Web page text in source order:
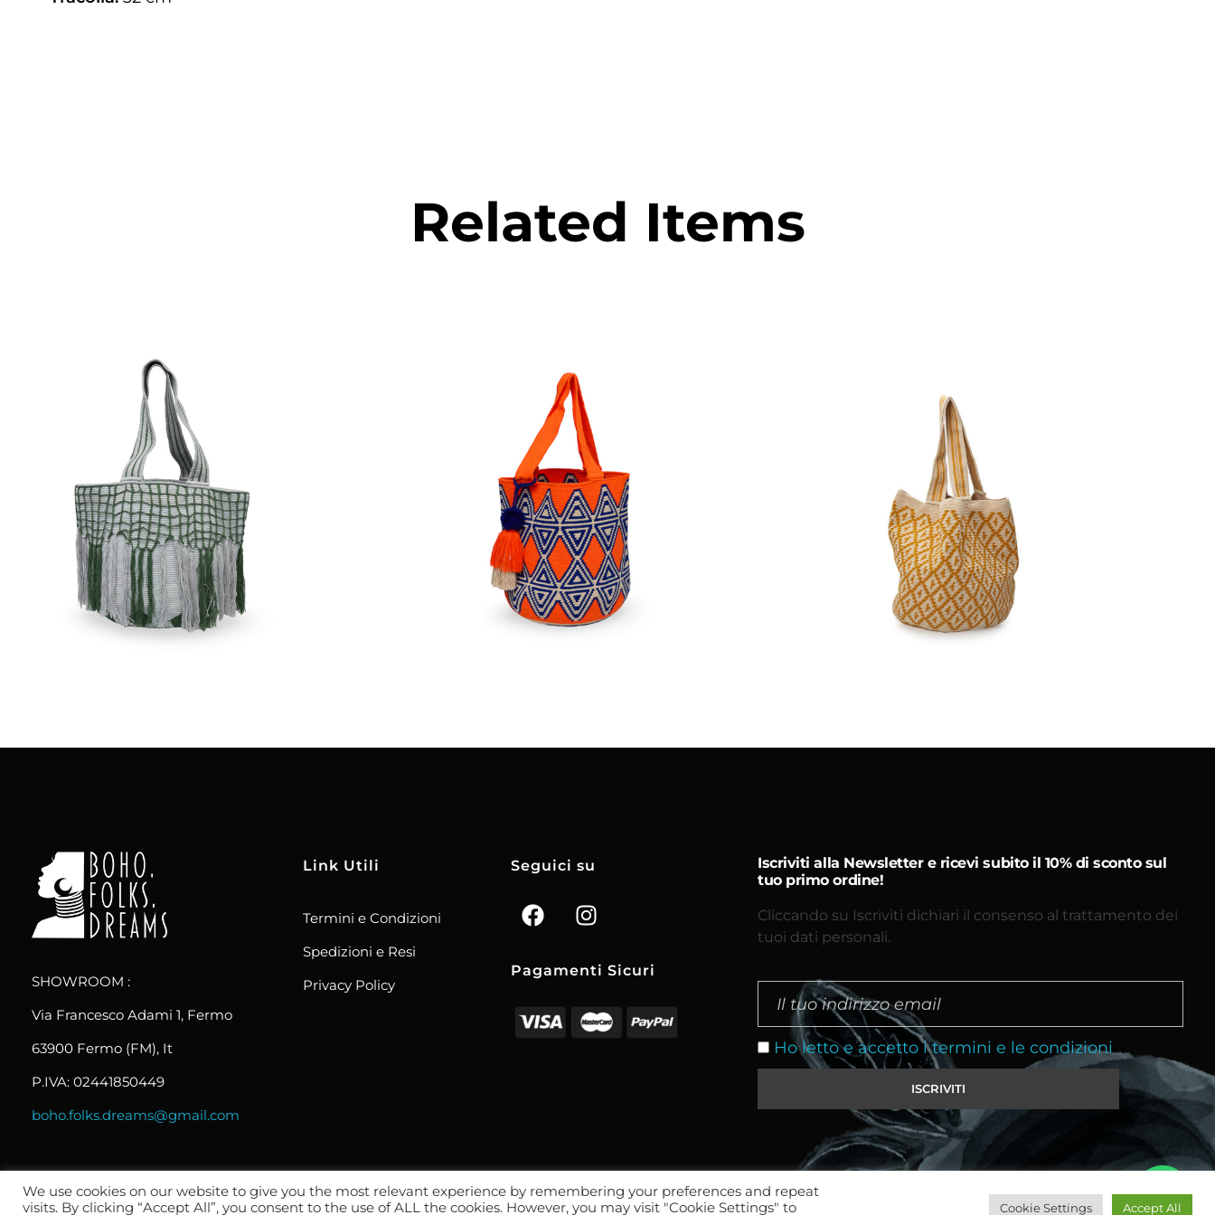
Related Items
€135.00
Aggiungi
al carrello
€140.00
Aggiungi
al carrello
€135.00
Aggiungi
al carrello
SHOWROOM :
Via Francesco Adami 1, Fermo
63900 Fermo (FM), It
P.IVA: 02441850449
boho.folks.dreams@gmail.com
Link Utili
Termini e Condizioni
Spedizioni e Resi
Privacy Policy
Seguici su
Pagamenti Sicuri
Iscriviti alla Newsletter e ricevi subito il 10% di sconto sul
tuo primo ordine!
Cliccando su Iscriviti dichiari il consenso al trattamento dei
tuoi dati personali.
Ho letto e accetto i termini e le condizioni
We use cookies on our website to give you the most relevant experience by remembering your preferences and repeat
visits. By clicking “Accept All”, you consent to the use of ALL the cookies. However, you may visit "Cookie Settings" to
Cookie Settings Accept All